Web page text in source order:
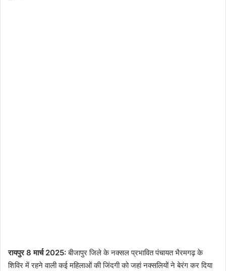
रायपुर 8 मार्च 2025:बीजापुर जिले के नक्सल प्रभावित पंचायत भैरमगढ़ के
शिविर में रहने वाली कई महिलाओं की जिंदगी को जहां नक्सलियों ने बेरंग कर दिया